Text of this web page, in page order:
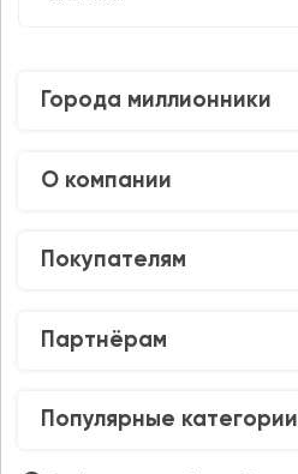
Города миллионники
О компании
Покупателям
Партнёрам
Популярные категории